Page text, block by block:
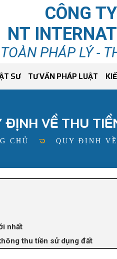
CÔNG
NT
PHÁP LÝ -
SƯ TƯ VẤN PHÁP LUẬT
ĐỊNH VỀ THU
CHỦ QUY ĐỊNH
nhất
thu tiền sử dụng đất